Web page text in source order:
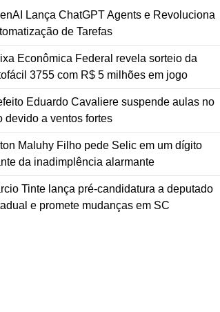
Lança ChatGPT Agents e Revoluciona
de Tarefas
Econômica Federal revela sorteio da
3755 com R$ 5 milhões em jogo
Eduardo Cavaliere suspende aulas no
devido a ventos fortes
Maluhy Filho pede Selic em um dígito
da inadimplência alarmante
Tinte lança pré-candidatura a deputado
e promete mudanças em SC